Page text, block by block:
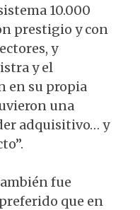
10.000
prestigio y con
y
y el
en su propia
una
adquisitivo… y
fue
que en